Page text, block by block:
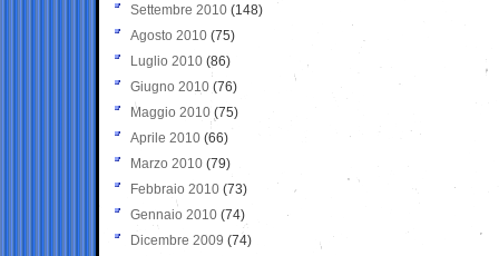
Settembre 2010 (148)
Agosto 2010 (75)
Luglio 2010 (86)
Giugno 2010 (76)
Maggio 2010 (75)
Aprile 2010 (66)
Marzo 2010 (79)
Febbraio 2010 (73)
Gennaio 2010 (74)
Dicembre 2009 (74)